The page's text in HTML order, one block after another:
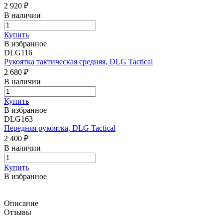
2 920 ₽
В наличии
Купить
В избранное
DLG116
Рукоятка тактическая средняя, DLG Tactical
2 680 ₽
В наличии
Купить
В избранное
DLG163
Передняя рукоятка, DLG Tactical
2 400 ₽
В наличии
Купить
В избранное
Описание
Отзывы